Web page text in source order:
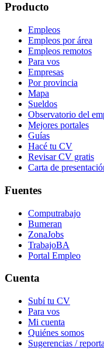
Producto
Empleos
Empleos por área
Empleos remotos
Para vos
Empresas
Por provincia
Mapa
Sueldos
Observatorio del
Mejores portales
Guías
Hacé tu CV
Revisar CV gratis
Carta de
Fuentes
Computrabajo
Bumeran
ZonaJobs
TrabajoBA
Portal Empleo
Cuenta
Subí tu CV
Para vos
Mi cuenta
Quiénes somos
Sugerencias /